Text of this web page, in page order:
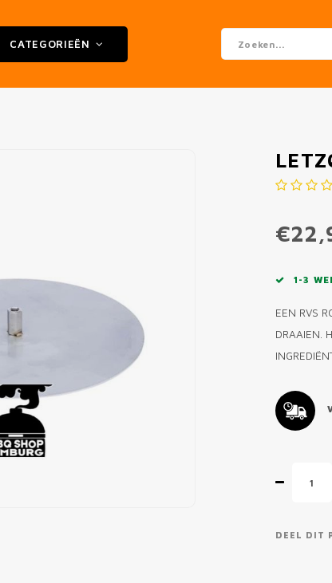
CATEGORIEËN
1-3
EEN RVS
DRAAIEN.
DEEL DIT